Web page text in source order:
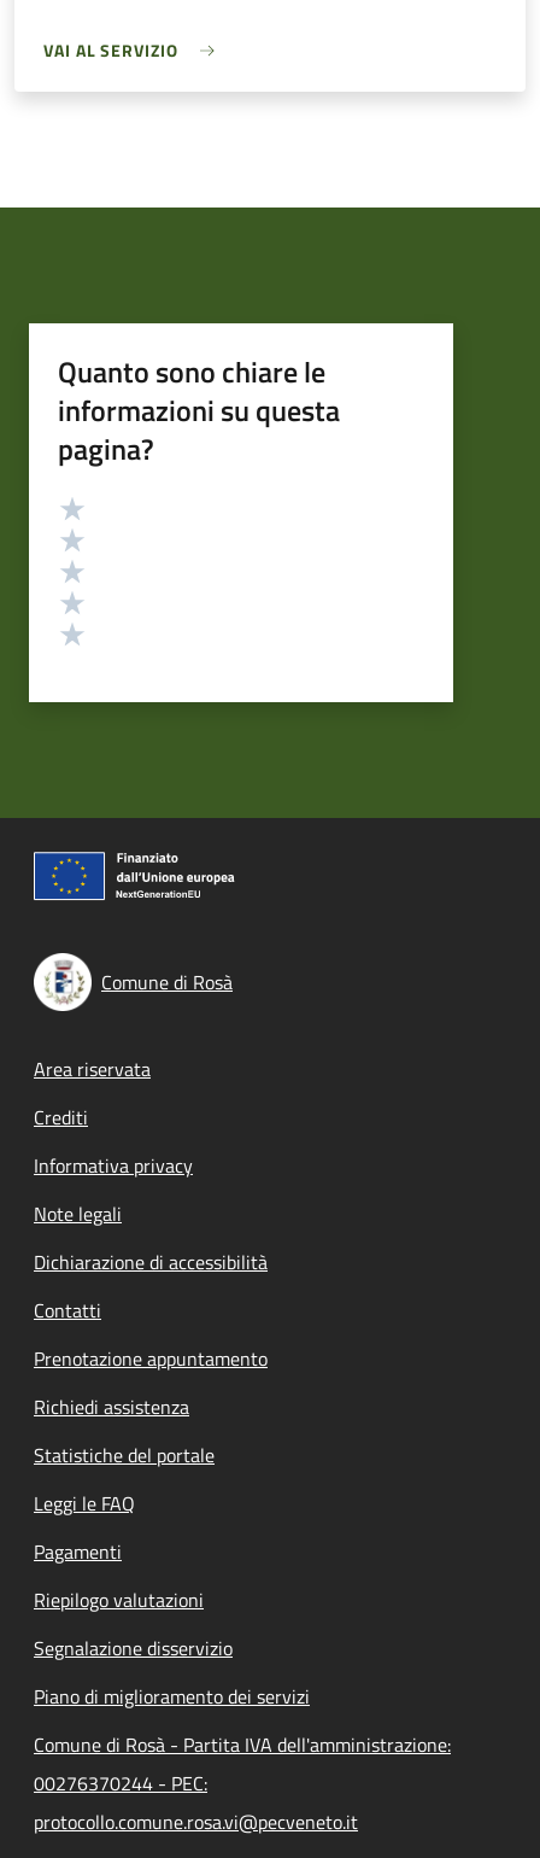
VAI AL SERVIZIO
Quanto sono chiare le
informazioni su questa
pagina?
Valutazione
Comune di Rosà
Footer menu
Area riservata
Crediti
Informativa privacy
Note legali
Dichiarazione di accessibilità
Contatti
Prenotazione appuntamento
Richiedi assistenza
Statistiche del portale
Leggi le FAQ
Pagamenti
Riepilogo valutazioni
Segnalazione disservizio
Piano di miglioramento dei servizi
Comune di Rosà - Partita IVA dell'amministrazione:
00276370244 - PEC:
protocollo.comune.rosa.vi@pecveneto.it